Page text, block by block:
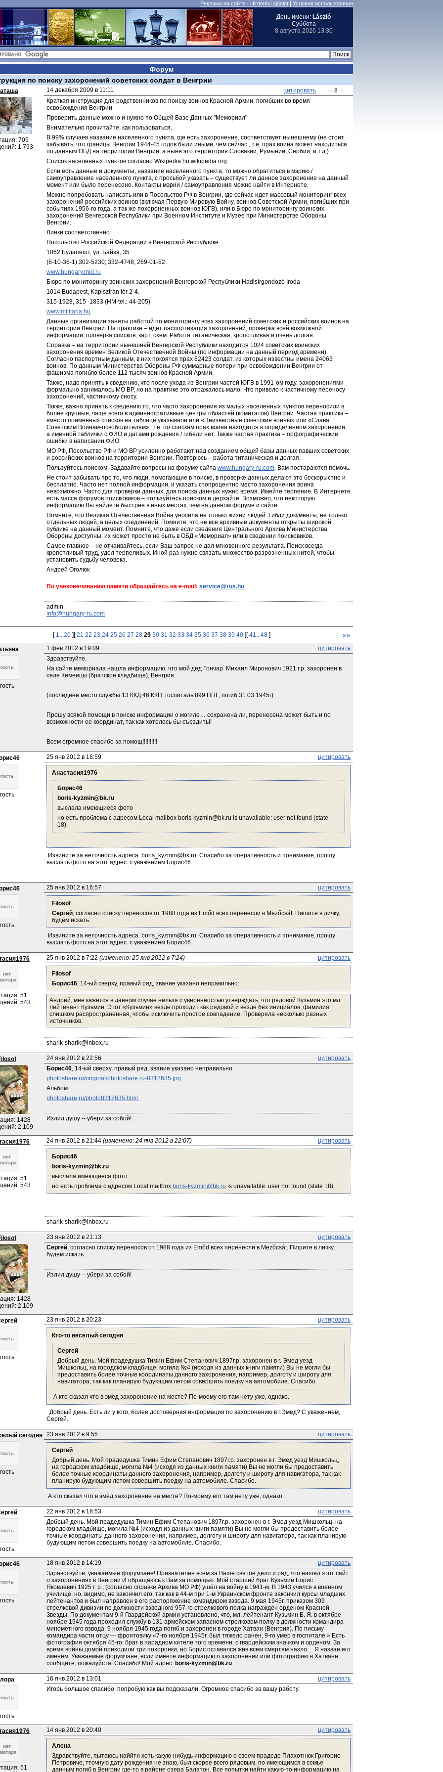
Реклама на сайте - Hirdetési ajánlat Условия использования
День имени: László
Суббота
8 августа 2026 13:30
Форум
по поиску захоронений советских солдат в Венгрии
705
1.793
14 декабря 2009 в 11:11 цитировать
8
Краткая инструкция для родственников по поиску воинов Красной Армии, погибших во время
освобождения Венгрии
Проверить данные можно и нужно по Общей Базе Данных "Мемориал"
Внимательно прочитайте, как пользоваться.
В 99% случаев название населенного пункта, где есть захоронение, соответствует нынешнему (не стоит
забывать, что границы Венгрии 1944-45 годов были иными, чем сейчас., т.е. прах воина может находиться
по данным ОБД на территории Венгрии, а ныне это территория Словакии, Румынии, Сербии, и т.д.).
Список населенных пунктов согласно Wikipedia hu.wikipedia.org
Если есть данные и документы, название населенного пункта, то можно обратиться в мэрию /
самоуправление населенного пункта, с просьбой указать – существует ли данное захоронение на данный
момент или было перенесено. Контакты мэрии / самоуправления можно найти в Интернете.
Можно попробовать написать или в Посольство РФ в Венгрии, где сейчас идет массовый мониторинг всех
захоронений российских воинов (включая Первую Мировую Войну, воинов Советской Армии, погибших при
событиях 1956-го года, а так же похороненных воинов ЮГВ), или в Бюро по мониторингу воинских
захоронений Венгерской Республики при Военном Институте и Музее при Министерстве Обороны
Венгрии.
Линки соответственно:
Посольство Российской Федерации в Венгерской Республике
1062 Будапешт, ул. Байза, 35
(8-10-36-1) 302-5230; 332-4748; 269-01-52
www.hungary.mid.ru
Бюро по мониторингу воинских захоронений Венгерской Республики Hadisírgondozó Iroda
1014 Budapest, Kapisztrán tér 2-4.
315-1928, 315 -1833 (HM-tel.: 44-205)
www.militaria.hu
Данные организации заняты работой по мониторингу всех захоронений советских и российских воинов на
территории Венгрии. На практике – идет паспортизация захоронений, проверка всей возможной
информации, проверка списков, карт, схем. Работа титаническая, кропотливая и очень долгая.
Справка – на территории нынешней Венгерской Республики находится 1024 советских воинских
захоронения времен Великой Отечественной Войны (по информации на данный период времени).
Согласно паспортным данным, в них покоятся прах 82423 солдат, из которых известны имена 24063
воинов. По данным Министерства Обороны РФ суммарные потери при освобождении Венгрии от
фашизма погибло более 112 тысяч воинов Красной Армии.
Также, надо принять к сведению, что после ухода из Венгрии частей ЮГВ в 1991-ом году, захоронениями
формально занималось МО ВР, но на практике это отражалось мало. Что привело к частичному переносу
захоронений, частичному сносу.
Также, важно принять к сведению то, что часто захоронения из малых населенных пунктов переносили в
более крупные, чаще всего в административные центры областей (комитатов) Венгрии. Частая практика –
вместо поименных списков на таблице указывали или «Неизвестные советские воины» или «Слава
Советским Воинам-освободителям». Т.е. по спискам прах воина находится в определенном захоронении,
а именной таблички с ФИО и датами рождения / гибели нет. Также частая практика – орфографические
ошибки в написании ФИО.
МО РФ, Посольство РФ и МО ВР усиленно работают над созданием общей базы данных павших советских
и российских воинов на территории Венгрии. Повторюсь – работа титаническая и долгая.
Пользуйтесь поиском. Задавайте вопросы на форуме сайта www.hungary-ru.com. Вам постараются помочь.
Не стоит забывать про то, что люди, помогающие в поиске, в проверке данных делают это бескорыстно и
бесплатно. Часто нет полной информации, и указать стопроцентно место захоронения воина
невозможно. Часто для проверки данных, для поиска данных нужно время. Имейте терпение. В Интернете
есть масса форумов поисковиков – пользуйтесь поиском и дерзайте. Возможно, что некоторую
информацию Вы найдете быстрее в иных местах, чем на данном форуме и сайте.
Помните, что Великая Отечественная Война уносила не только жизни людей. Гибли документы, не только
отдельных людей, а целых соединений. Помните, что не все архивные документы открыты широкой
публике на данный момент. Помните, что даже если сведения Центрального Архива Министерства
Обороны доступны, их может просто не быть в ОБД «Мемориал» или в сведении поисковиков.
Самое главное – не отчаивайтесь, если Ваш запрос не дал мгновенного результата. Поиск всегда
кропотливый труд, удел терпеливых. Иной раз нужно связать множество разрозненных нитей, чтобы
установить судьбу человека.
Андрей Оголюк
По увековечиванию памяти обращайтесь на e-mail: service@rus.hu
info@hungary-ru.com
[ 1...20][21 22 23 24 25 26 27 28 29 30 31 32 33 34 35 36 37 38 39 40][41...48] »»
гость
1 фев 2012 в 19:09
цитировать
Здравствуйте.
На сайте мемориала нашла информацию, что мой дед Гончар  Михаил Миронович 1921 г.р. захоронен в
селе Кеменцы (братское кладбище), Венгрия.
(последнее место службы 13 ККД 46 ККП, госпиталь 899 ППГ, погиб 31.03.1945г)
Прошу всякой помощи в поиске информации о могиле… сохранена ли, перенесена может быть и по
возможности ее координат, так как хотелось бы съездить!!
Всем огромное спасибо за помощ!!!!!!!!!!
гость
25 янв 2012 в 16:59 цитировать
Анастасия1976
Борис46
boris-kyzmin@bk.ru
выслала имеющиеся фото
но есть проблема с адресом Local mailbox boris-kyzmin@bk.ru is unavailable: user not found (state
18).
Извините за неточность адреса. boris_kyzmin@bk.ru  Спасибо за оперативность и понимание, прошу
выслать фото на этот адрес. с уважением Борис46
гость
25 янв 2012 в 16:57 цитировать
Filosof
Сергей, согласно списку переносов от 1988 года из Emőd всех перенесли в Mezőcsát. Пишите в личку,
будем искать.
Извините за неточность адреса. boris_kyzmin@bk.ru  Спасибо за оперативность и понимание, прошу
выслать фото на этот адрес. с уважением Борис46
51
543
25 янв 2012 в 7:22 (изменено: 25 янв 2012 в 7:24) цитировать
Filosof
Борис46, 14-ый сверху, правый ряд, звание указано неправильно:
Андрей, мне кажется в данном случае нельзя с уверенностью утверждать, что рядовой Кузьмин это мл.
лейтенант Кузьмин. Этот «Кузьмин» везде проходит как рядовой и везде без инициалов, фамилия
слишком распространенная, чтобы исключить простое совпадение. Проверяла несколько разных
источников.
sharik-sharik@inbox.ru
1428
2.109
24 янв 2012 в 22:56
цитировать
Борис46, 14-ый сверху, правый ряд, звание указано неправильно:
photoshare.ru/original/photoshare.ru-8312635.jpg
Альбом:
photoshare.ru/photo8312635.html
Излил душу -- убери за собой!
51
543
24 янв 2012 в 21:44 (изменено: 24 янв 2012 в 22:07) цитировать
Борис46
boris-kyzmin@bk.ru
выслала имеющиеся фото
но есть проблема с адресом Local mailbox boris-kyzmin@bk.ru is unavailable: user not found (state 18).
sharik-sharik@inbox.ru
1428
2.109
23 янв 2012 в 21:13
цитировать
Сергей, согласно списку переносов от 1988 года из Emőd всех перенесли в Mezőcsát. Пишите в личку,
будем искать.
Излил душу -- убери за собой!
гость
23 янв 2012 в 20:23 цитировать
Кто-то веселый сегодня
Сергей
Добрый день. Мой прадедушка Тимин Ефим Степанович 1897г.р. захоронен в г. Эмед уезд
Мишкольц, на городском кладбище, могила №4 (исходя из данных книги памяти) Вы не могли бы
предоставить более точные координаты данного захоронения, например, долготу и широту для
навигатора, так как планирую будующим летом совершить поедку на автомобиле. Спасибо.
А кто сказал что в эмёд захоронение на месте? По-моему его там нету уже, однако.
Добрый день. Есть ли у кого, более достоверная информация по захоронению в г.Эмёд? С уважением,
Сергей.
сегодня
гость
23 янв 2012 в 9:55 цитировать
Сергей
Добрый день. Мой прадедушка Тимин Ефим Степанович 1897г.р. захоронен в г. Эмед уезд Мишкольц,
на городском кладбище, могила №4 (исходя из данных книги памяти) Вы не могли бы предоставить
более точные координаты данного захоронения, например, долготу и широту для навигатора, так как
планирую будующим летом совершить поедку на автомобиле. Спасибо.
А кто сказал что в эмёд захоронение на месте? По-моему его там нету уже, однако.
гость
22 янв 2012 в 18:53
цитировать
Добрый день. Мой прадедушка Тимин Ефим Степанович 1897г.р. захоронен в г. Эмед уезд Мишкольц, на
городском кладбище, могила №4 (исходя из данных книги памяти) Вы не могли бы предоставить более
точные координаты данного захоронения, например, долготу и широту для навигатора, так как планирую
будующим летом совершить поедку на автомобиле. Спасибо.
гость
18 янв 2012 в 14:19
цитировать
Здравствуйте, уважаемые форумчане! Признателен всем за Ваше святое дело и рад, что нашёл этот сайт
о захоронениях в Венгрии.И обращаюсь к Вам за помощью. Мой старший брат Кузьмин Борис
Яковлевич,1925 г. р., (согласно справке Архива МО РФ) ушёл на войну в 1941-м. В 1943 учился в военном
училище, но, видимо, не закончил его, так как в 44-м при 1-м Украинском фронте закончил курсы младших
лейтенантов и был направлен в его распоряжение командиром взвода. 9 мая 1945г. приказом 309
стрелковой дивизии по должности взводного 957-го стрелкового полка награждён орденом Красной
Звезды. По документам 9-й Гвардейской армии установлено, что, мл. лейтенант Кузьмин Б. Я. в октябре —
ноябре 1945 года проходил службу в 131 армейском запасном стрелковом полку в должности командира
миномётного взвода. 9 ноября 1945 года погиб и захоронен в городе Хатван (Венгрия). По письму
командира части отцу — фронтовику «7-го ноября 1945г. был тяжело ранен, 9-го умер в госпитале.» Есть
фотография октября 45-го: брат в парадном кителе того времени, с гвардейским значком и орденом. За
время войны домой приходили три похоронки, но Борис оставался жив всем смертям назло… Я назван его
именем. Уважаемые форумчане, если имеете информацию о захоронении или фотографию в Хатване,
сообщите, пожалуйста. Спасибо! Мой адрес: boris-kyzmin@bk.ru
лора
гость
16 янв 2012 в 13:01
цитировать
Игорь большое спасибо, попробую как вы подсказали. Огромное спасибо за вашу работу.
51
14 янв 2012 в 20:40 цитировать
Алена
Здравствуйте, пытаюсь наййти хоть какую-нибудь информацию о своем прадеде Плахотнюк Григорие
Петровиче, тточную дату рождения не знаю, был скорее всего рядовым, по имеющимся в семье
данным погиб в Венгрии где-то в районе озера Балатон. Все попытки найти какую-то информацию на